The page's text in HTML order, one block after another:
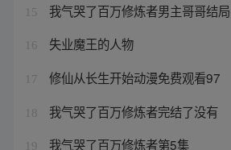
15 我气哭了百万修炼者男主哥哥结局
16 失业魔王的人物
17 修仙从长生开始动漫免费观看97
18 我气哭了百万修炼者完结了没有
19 我气哭了百万修炼者第5集